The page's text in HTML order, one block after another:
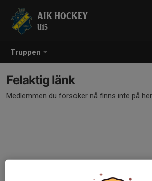
Truppen
AIK HOCKEY
U15
Felaktig länk
Medlemmen du försöker nå finns inte på